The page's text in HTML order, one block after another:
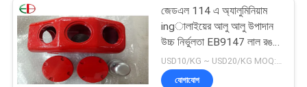
জেডএল 114 এ অ্যালুমিনিয়াম
ingালাইয়ের আলু আলু উপাদান
উচ্চ নির্ভুলতা EB9147 লাল রঙ
14
USD10/KG ~ USD20/KG MOQ:50kg
যোগাযোগ